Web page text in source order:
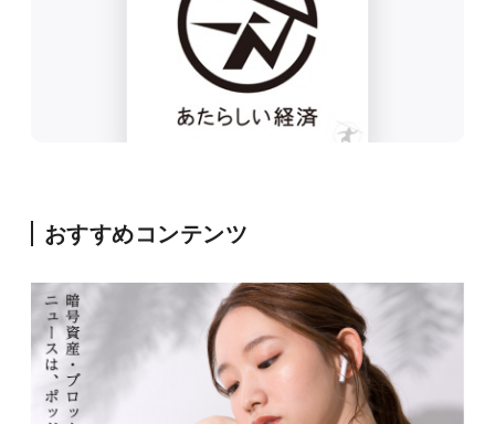
おすすめコンテンツ